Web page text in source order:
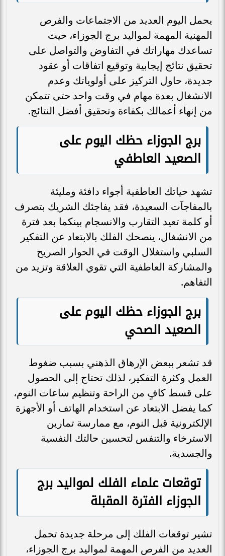
يحمل اليوم العديد من الاجتماعات والفرص
المهنية المهمة لمواليد برج الجوزاء، حيث
تساعدك مهاراتك في التفاوض والتواصل على
تحقيق نتائج إيجابية وتوقيع اتفاقات أو عقود
جديدة، حاول التركيز على أولوياتك وعدم
الانشغال بعدة مهام في وقت واحد حتى تتمكن
من إنهاء أعمالك بكفاءة وتحقيق أفضل النتائج.
برج الجوزاء حظك اليوم على
الصعيد العاطفي
تشهد حياتك العاطفية أجواء دافئة ومليئة
بالمفاجآت السعيدة، فقد يفاجئك الشريك بتصرف
أو كلمة تعيد التقارب والانسجام بينكما بعد فترة
من الانشغال، ينصحك الفلك بالابتعاد عن التفكير
السلبي واستغلال الوقت في الحوار الصريح
والمشاركة العاطفية التي تقوي العلاقة وتزيد من
التفاهم.
برج الجوزاء حظك اليوم على
الصعيد الصحي
قد تشعر ببعض الإرهاق الذهني بسبب ضغوط
العمل وكثرة التفكير، لذلك تحتاج إلى الحصول
على قسط كافٍ من الراحة وتنظيم ساعات النوم،
كما يفضل الابتعاد عن استخدام الهاتف أو الأجهزة
الإلكترونية قبل النوم، مع ممارسة تمارين
الاسترخاء والتنفس لتحسين حالتك النفسية
والجسدية.
توقعات علماء الفلك لمواليد برج
الجوزاء الفترة المقبلة
تشير توقعات الفلك إلى مرحلة جديدة تحمل
العديد من الفرص المهمة لمواليد برج الجوزاء،